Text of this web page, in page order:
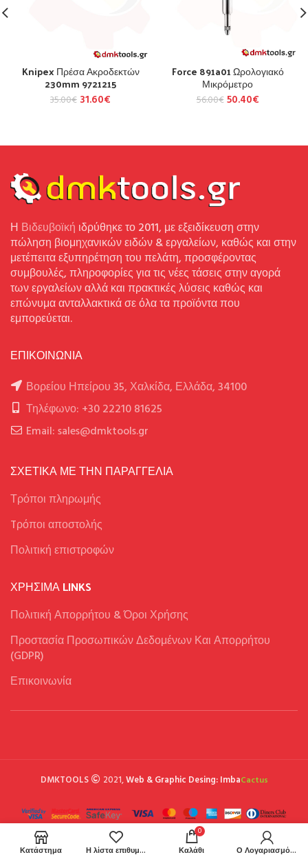
Knipex Πρέσα Ακροδεκτών
230mm 9721215
35.00€ 31.60€
Force 891a01 Ωρολογιακό
Μικρόμετρο
56.00€ 50.40€
Η Βιδευβοϊκή ιδρύθηκε το 2011, με εξειδίκευση στην
πώληση βιομηχανικών ειδών & εργαλείων, καθώς και στην
μετέπειτα εξυπηρέτηση του πελάτη, προσφέροντας
συμβουλές, πληροφορίες για τις νέες τάσεις στην αγορά
των εργαλείων αλλά και πρακτικές λύσεις καθώς και
επώνυμα ανταλλακτικά σε όλα τα προϊόντα που
εμπορεύεται.
ΕΠΙΚΟΙΝΩΝΙΑ
Βορείου Ηπείρου 35, Χαλκίδα, Ελλάδα, 34100
Τηλέφωνο: +30 22210 81625
Email: sales@dmktools.gr
ΣΧΕΤΙΚΑ ΜΕ ΤΗΝ ΠΑΡΑΓΓΕΛΙΑ
Τρόποι πληρωμής
Tρόποι αποστολής
Πολιτική επιστροφών
ΧΡΉΣΙΜΑ LINKS
Πολιτική Απορρήτου & Όροι Χρήσης
Προστασία Προσωπικών Δεδομένων Και Απορρήτου
(GDPR)
Επικοινωνία
DMKTOOLS 2021,Web & Graphic Desing: ImbaCactus
Κατάστημα Η λίστα επιθυμιών μου
0
Καλάθι Ο Λογαριασμός μου